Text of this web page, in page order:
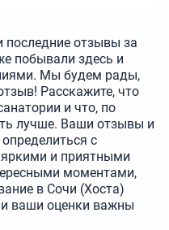
последние отзывы за
побывали здесь и
Мы будем рады,
Расскажите, что
и что, по
лучше. Ваши отзывы и
с
и приятными
моментами,
в Сочи (Хоста)
ваши оценки важны